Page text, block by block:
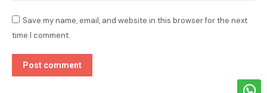
Save my name, email, and website in this browser for the next
time I comment.
Post comment